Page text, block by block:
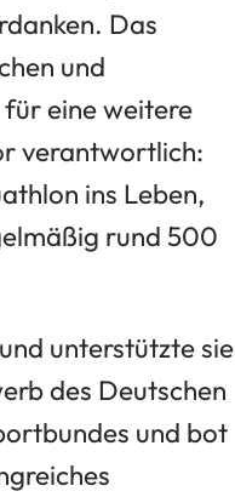
Das
und
eine weitere
verantwortlich:
ins Leben,
rund 500
unterstützte sie
des Deutschen
und bot